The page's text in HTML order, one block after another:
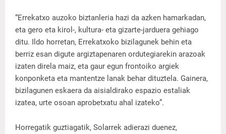
“Errekatxo auzoko biztanleria hazi da azken hamarkadan,
eta gero eta kirol-, kultura- eta gizarte-jarduera gehiago
ditu. Ildo horretan, Errekatxoko bizilagunek behin eta
berriz esan digute argiztapenaren ordutegiarekin arazoak
izaten direla maiz, eta gaur egun frontoiko argiek
konponketa eta mantentze lanak behar dituztela. Gainera,
bizilagunen eskaera da aisialdirako espazio estaliak
izatea, urte osoan aprobetxatu ahal izateko”.
Horregatik guztiagatik, Solarrek adierazi duenez,